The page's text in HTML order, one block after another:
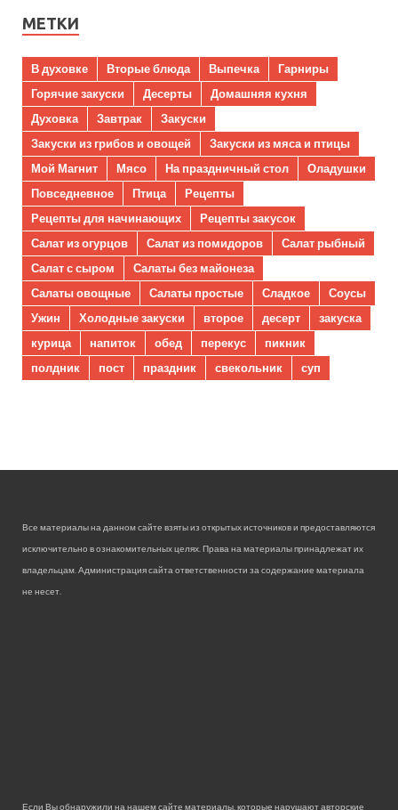
МЕТКИ
В духовке Вторые блюда Выпечка
Гарниры
Горячие закуски
Десерты
Домашняя кухня
Духовка
Завтрак
Закуски
Закуски из грибов и овощей
Закуски из мяса и птицы
Мой Магнит
Мясо На праздничный стол
Оладушки
Повседневное
Птица
Рецепты
Рецепты для начинающих
Рецепты закусок
Салат из огурцов
Салат из помидоров
Салат рыбный
Салат с сыром
Салаты без майонеза
Салаты овощные
Салаты простые Сладкое
Соусы
Ужин
Холодные закуски второе десерт
закуска
курица
напиток обед перекус
пикник
полдник
пост праздник свекольник суп
Все материалы на данном сайте взяты из открытых источников и предоставляются
исключительно в ознакомительных целях. Права на материалы принадлежат их
владельцам. Администрация сайта ответственности за содержание материала
не несет.
Если Вы обнаружили на нашем сайте материалы, которые нарушают авторские